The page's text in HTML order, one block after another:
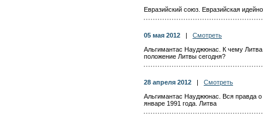
Евразийский союз. Евразийская
05 мая 2012
Смотреть
Альгимантас Науджюнас. К чему
положение Литвы сегодня?
28 апреля 2012
Смотреть
Альгимантас Науджюнас. Вся правда
январе 1991 года. Литва